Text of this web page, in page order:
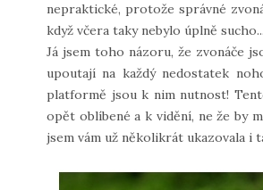
nepraktické, protože správné
když včera taky nebylo úplně
Já jsem toho názoru, že zvonáče
upoutají na každý nedostatek
platformě jsou k nim nutnost!
opět oblíbené a k vidění, ne že by
jsem vám už několikrát ukazovala i